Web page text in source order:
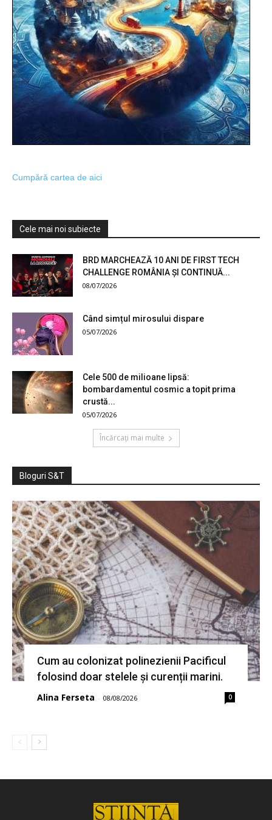
Cumpără cartea de aici
Cele mai noi subiecte
BRD MARCHEAZĂ 10 ANI DE FIRST TECH
CHALLENGE ROMÂNIA ȘI CONTINUĂ...
08/07/2026
Când simțul mirosului dispare
05/07/2026
Cele 500 de milioane lipsă:
bombardamentul cosmic a topit prima
crustă...
05/07/2026
Încărcați mai multe
Bloguri S&T
Cum au colonizat polinezienii Pacificul
folosind doar stelele și curenții marini.
Alina Ferseta - 08/08/2026 0